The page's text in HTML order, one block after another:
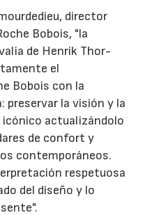
director
Bobois, "la
de Henrik Thor-
el
Bobois con la
la visión y la
icónico actualizándolo
de confort y
contemporáneos.
respetuosa
del diseño y lo